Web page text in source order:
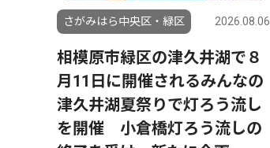
さがみはら中央区・緑区 2026.08.06
相模原市緑区の津久井湖で８
月11日に開催されるみんなの
津久井湖夏祭りで灯ろう流し
を開催 小倉橋灯ろう流しの